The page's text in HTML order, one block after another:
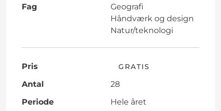
Fag
Geografi
Håndværk og design
Natur/teknologi
Pris GRATIS
Antal
28
Periode
Hele året